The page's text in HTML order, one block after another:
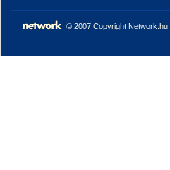
© 2007 Copyright Network.hu